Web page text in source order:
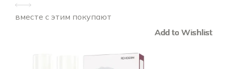
вместе с этим покупают
Add to Wishlist
Add to Wishlist
Add to Wishlist
Add to Wishlist
Add to Wishlist
Add to Wishlist
Add to Wishlist
Add to Wishlist
Add to Wishlist
Add to Wishlist
Add to Wishlist
Add to Wishlist